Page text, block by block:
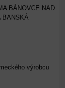
BÁNOVCE NAD
BANSKÁ
výrobcu